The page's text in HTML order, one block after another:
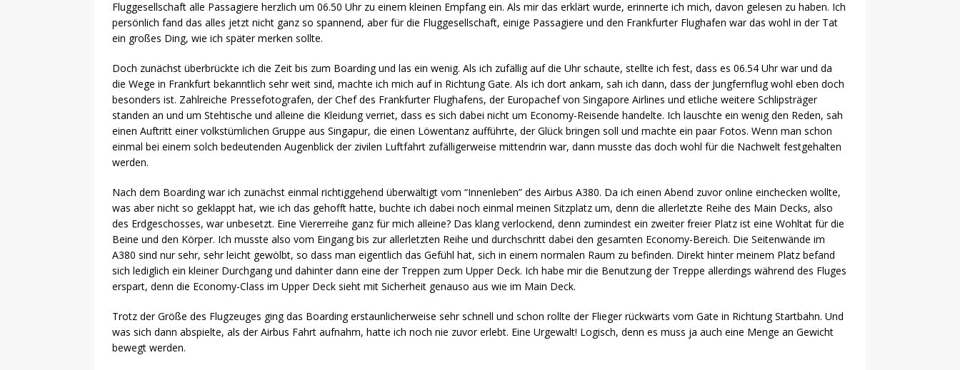
Fluggesellschaft alle Passagiere herzlich um 06.50 Uhr zu einem kleinen Empfang ein. Als mir das erklärt wurde, erinnerte ich mich, davon gelesen zu haben. Ich
persönlich fand das alles jetzt nicht ganz so spannend, aber für die Fluggesellschaft, einige Passagiere und den Frankfurter Flughafen war das wohl in der Tat
ein großes Ding, wie ich später merken sollte.
Doch zunächst überbrückte ich die Zeit bis zum Boarding und las ein wenig. Als ich zufällig auf die Uhr schaute, stellte ich fest, dass es 06.54 Uhr war und da
die Wege in Frankfurt bekanntlich sehr weit sind, machte ich mich auf in Richtung Gate. Als ich dort ankam, sah ich dann, dass der Jungfernflug wohl eben doch
besonders ist. Zahlreiche Pressefotografen, der Chef des Frankfurter Flughafens, der Europachef von Singapore Airlines und etliche weitere Schlipsträger
standen an und um Stehtische und alleine die Kleidung verriet, dass es sich dabei nicht um Economy-Reisende handelte. Ich lauschte ein wenig den Reden, sah
einen Auftritt einer volkstümlichen Gruppe aus Singapur, die einen Löwentanz aufführte, der Glück bringen soll und machte ein paar Fotos. Wenn man schon
einmal bei einem solch bedeutenden Augenblick der zivilen Luftfahrt zufälligerweise mittendrin war, dann musste das doch wohl für die Nachwelt festgehalten
werden.
Nach dem Boarding war ich zunächst einmal richtiggehend überwältigt vom “Innenleben” des Airbus A380. Da ich einen Abend zuvor online einchecken wollte,
was aber nicht so geklappt hat, wie ich das gehofft hatte, buchte ich dabei noch einmal meinen Sitzplatz um, denn die allerletzte Reihe des Main Decks, also
des Erdgeschosses, war unbesetzt. Eine Viererreihe ganz für mich alleine? Das klang verlockend, denn zumindest ein zweiter freier Platz ist eine Wohltat für die
Beine und den Körper. Ich musste also vom Eingang bis zur allerletzten Reihe und durchschritt dabei den gesamten Economy-Bereich. Die Seitenwände im
A380 sind nur sehr, sehr leicht gewölbt, so dass man eigentlich das Gefühl hat, sich in einem normalen Raum zu befinden. Direkt hinter meinem Platz befand
sich lediglich ein kleiner Durchgang und dahinter dann eine der Treppen zum Upper Deck. Ich habe mir die Benutzung der Treppe allerdings während des Fluges
erspart, denn die Economy-Class im Upper Deck sieht mit Sicherheit genauso aus wie im Main Deck.
Trotz der Größe des Flugzeuges ging das Boarding erstaunlicherweise sehr schnell und schon rollte der Flieger rückwärts vom Gate in Richtung Startbahn. Und
was sich dann abspielte, als der Airbus Fahrt aufnahm, hatte ich noch nie zuvor erlebt. Eine Urgewalt! Logisch, denn es muss ja auch eine Menge an Gewicht
bewegt werden.